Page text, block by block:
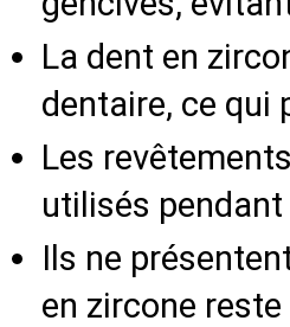
La dent en
dentaire, ce qui
Les
utilisés
Ils ne
en zircone